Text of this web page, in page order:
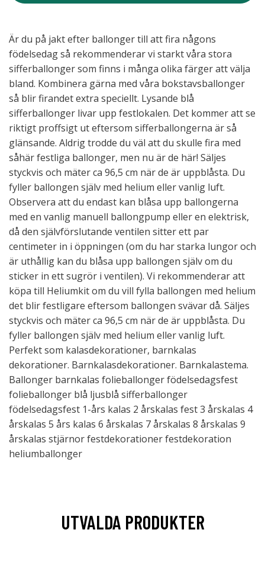
Är du på jakt efter ballonger till att fira någons
födelsedag så rekommenderar vi starkt våra stora
sifferballonger som finns i många olika färger att välja
bland. Kombinera gärna med våra bokstavsballonger
så blir firandet extra speciellt. Lysande blå
sifferballonger livar upp festlokalen. Det kommer att se
riktigt proffsigt ut eftersom sifferballongerna är så
glänsande. Aldrig trodde du väl att du skulle fira med
såhär festliga ballonger, men nu är de här! Säljes
styckvis och mäter ca 96,5 cm när de är uppblåsta. Du
fyller ballongen själv med helium eller vanlig luft.
Observera att du endast kan blåsa upp ballongerna
med en vanlig manuell ballongpump eller en elektrisk,
då den självförslutande ventilen sitter ett par
centimeter in i öppningen (om du har starka lungor och
är uthållig kan du blåsa upp ballongen själv om du
sticker in ett sugrör i ventilen). Vi rekommenderar att
köpa till Heliumkit om du vill fylla ballongen med helium
det blir festligare eftersom ballongen svävar då. Säljes
styckvis och mäter ca 96,5 cm när de är uppblåsta. Du
fyller ballongen själv med helium eller vanlig luft.
Perfekt som kalasdekorationer, barnkalas
dekorationer. Barnkalasdekorationer. Barnkalastema.
Ballonger barnkalas folieballonger födelsedagsfest
folieballonger blå ljusblå sifferballonger
födelsedagsfest 1-års kalas 2 årskalas fest 3 årskalas 4
årskalas 5 års kalas 6 årskalas 7 årskalas 8 årskalas 9
årskalas stjärnor festdekorationer festdekoration
heliumballonger
UTVALDA PRODUKTER